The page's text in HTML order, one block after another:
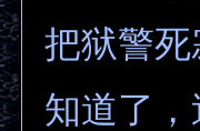
把狱警
知道了